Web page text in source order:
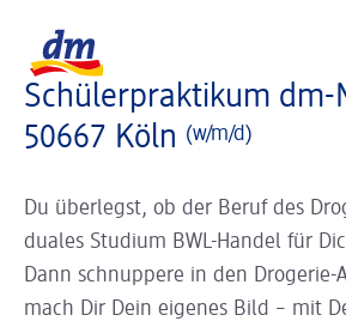
Schülerpraktikum dm-
50667 Köln (w/m/d)
Du überlegst, ob der Beruf des
duales Studium BWL-Handel für
Dann schnuppere in den
mach Dir Dein eigenes Bild – mit